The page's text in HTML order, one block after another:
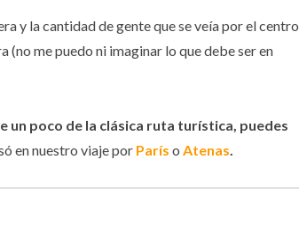
y la cantidad de gente que se veía por el centro
me puedo ni imaginar lo que debe ser en
un poco de la clásica ruta turística, puedes
en nuestro viaje por París o Atenas.